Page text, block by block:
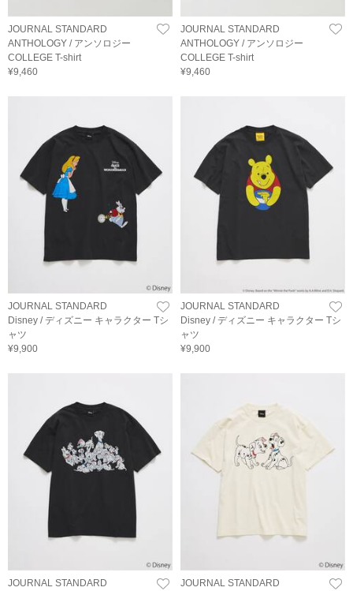
JOURNAL STANDARD
ANTHOLOGY / アンソロジー
COLLEGE T-shirt
¥9,460
JOURNAL STANDARD
ANTHOLOGY / アンソロジー
COLLEGE T-shirt
¥9,460
JOURNAL STANDARD
Disney / ディズニー キャラクター Tシ
ャツ
¥9,900
JOURNAL STANDARD
Disney / ディズニー キャラクター Tシ
ャツ
¥9,900
JOURNAL STANDARD
JOURNAL STANDARD